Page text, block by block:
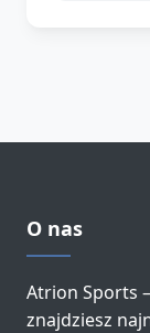
O nas
Atrion Sports
znajdziesz